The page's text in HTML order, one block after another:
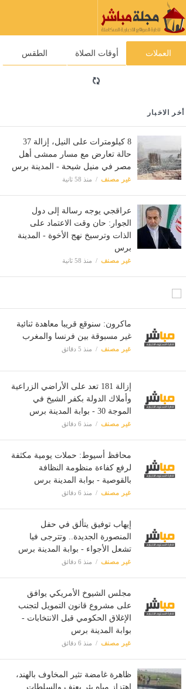
العملات أوقات الصلاة الطقس
أخر الاخبار
8 كيلومترات على النيل، إزالة 37
حالة تعارض مع مسار ممشى أهل
مصر في منيل شيحة - المدينة برس
غير مصنف منذ 58 ثانية
عراقجي يوجه رسالة إلى دول
الجوار: حان وقت الاعتماد على
الذات وترسيخ نهج الأخوة - المدينة
برس
غير مصنف منذ 58 ثانية
ماكرون: سنوقع قريبا معاهدة ثنائية
غير مسبوقة بين فرنسا والمغرب
غير مصنف منذ 5 دقائق
إزالة 181 تعد على الأراضي الزراعية
وأملاك الدولة بكفر الشيخ في
الموجة 30 - بوابة المدينة برس
غير مصنف منذ 6 دقائق
محافظ أسيوط: حملات يومية مكثفة
لرفع كفاءة منظومة النظافة
بالقوصية - بوابة المدينة برس
غير مصنف منذ 6 دقائق
إيهاب توفيق يتألق في حفل
المنصورة الجديدة.. وتترجى فيا
تشعل الأجواء - بوابة المدينة برس
غير مصنف منذ 6 دقائق
مجلس الشيوخ الأمريكي يوافق
على مشروع قانون التمويل لتجنب
الإغلاق الحكومي قبل الانتخابات -
بوابة المدينة برس
غير مصنف منذ 6 دقائق
ظاهرة غامضة تثير المخاوف بالهند،
اهتزاز مياه بئر بعنف والسلطات